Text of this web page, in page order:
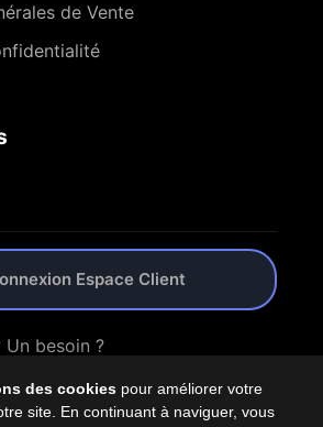
des cookies pour améliorer votre
site. En continuant à naviguer, vous
de Vente
Espace Client
Un besoin ?
Nous Contacter